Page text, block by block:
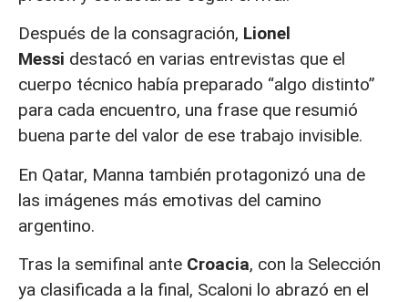
Después de la consagración, Lionel
Messi destacó en varias entrevistas que el
cuerpo técnico había preparado “algo distinto”
para cada encuentro, una frase que resumió
buena parte del valor de ese trabajo invisible.
En Qatar, Manna también protagonizó una de
las imágenes más emotivas del camino
argentino.
Tras la semifinal ante Croacia, con la Selección
ya clasificada a la final, Scaloni lo abrazó en el